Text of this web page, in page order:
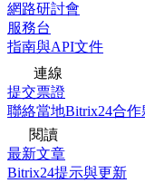
網路研討會
服務台
指南與API文件
連線
提交票證
聯絡當地Bitrix24合作
閱讀
最新文章
Bitrix24提示與更新